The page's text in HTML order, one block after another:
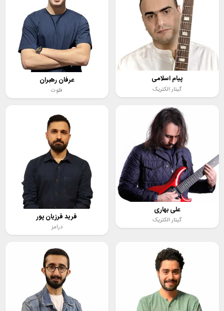
پیام اسلامی
گیتار الکتریک
عرفان رهبران
فلوت
علی بهاری
گیتار الکتریک فرید فرزیان پور
درامز